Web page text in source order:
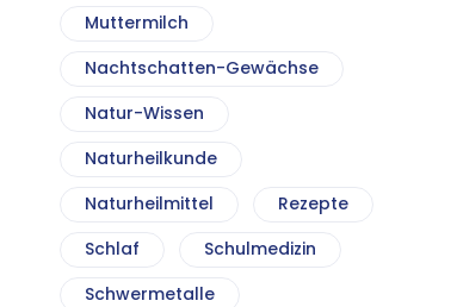
Muttermilch
Nachtschatten-Gewächse
Natur-Wissen
Naturheilkunde
Naturheilmittel
Rezepte
Schlaf
Schulmedizin
Schwermetalle